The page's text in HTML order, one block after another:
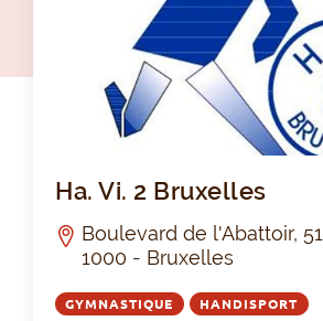
Ha. Vi. 2 Bruxelles
Boulevard de l'Abattoir, 51
1000 - Bruxelles
GYMNASTIQUE HANDISPORT